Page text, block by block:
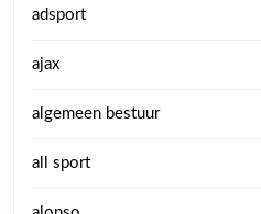
adsport
ajax
algemeen bestuur
all sport